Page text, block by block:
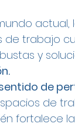
de trabajo
y
de
de
fortalece